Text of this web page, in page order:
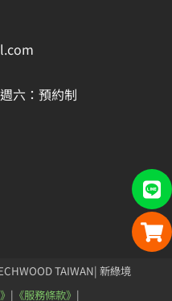
六：預約制
TAIWAN| 新綠境
| 《服務條款》 |